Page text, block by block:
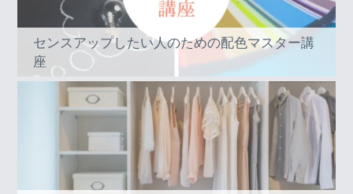
センスアップしたい人のための配色マスター講
座